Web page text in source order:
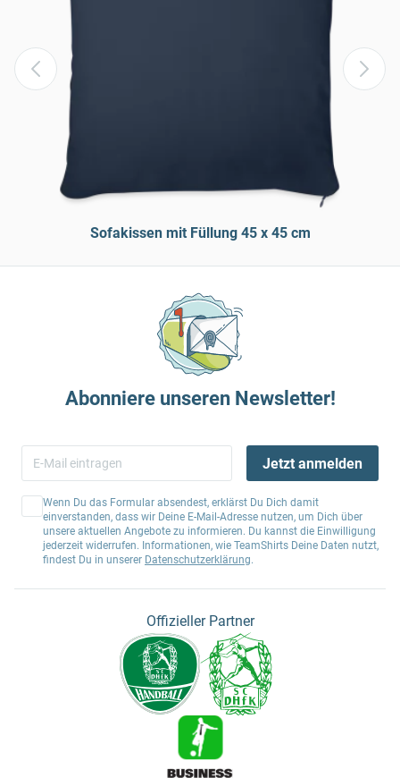
Sofakissen mit Füllung 45 x 45 cm
Abonniere unseren Newsletter!
Jetzt anmelden
Wenn Du das Formular absendest, erklärst Du Dich damit
einverstanden, dass wir Deine E-Mail-Adresse nutzen, um Dich über
unsere aktuellen Angebote zu informieren. Du kannst die Einwilligung
jederzeit widerrufen. Informationen, wie TeamShirts Deine Daten nutzt,
findest Du in unserer Datenschutzerklärung.
Offizieller Partner